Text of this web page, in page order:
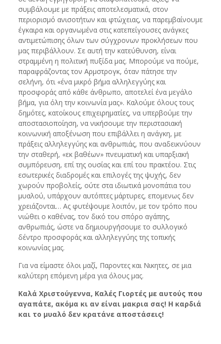
συμβάλουμε με πράξεις αποτελεσματικά, στον
περιορισμό ανισοτήτων και φτώχειας, να παρεμβαίνουμε
έγκαιρα και οργανωμένα στις κατεπείγουσες ανάγκες
αντιμετώπισης όλων των σύγχρονων προκλήσεων που
μας περιβάλλουν. Σε αυτή την κατεύθυνση, είναι
στραμμένη η πολιτική πυξίδα μας. Μπορούμε να πούμε,
παραφράζοντας τον Αρμστρογκ, όταν πάτησε την
σελήνη, ότι «ένα μικρό βήμα αλληλεγγύης και
προσφοράς από κάθε άνθρωπο, αποτελεί ένα μεγάλο
βήμα, για όλη την κοινωνία μας». Καλούμε όλους τους
δημότες, κατοίκους επιχειρηματίες, να υπερβούμε την
αποστασιοποίηση, να νικήσουμε την περιστασιακή
κοινωνική αποξένωση που επιβάλλει η ανάγκη, με
πράξεις αλληλεγγύης και ανθρωπιάς, που αναδεικνύουν
την σταθερή, «εκ βαθέων» πνευματική και υπαρξιακή
συμπόρευση, επί της ουσίας και επί του πρακτέου. Στις
εσωτερικές διαδρομές και επιλογές της ψυχής, δεν
χωρούν προβολείς, ούτε στα ιδιωτικά μονοπάτια του
μυαλού, υπάρχουν αυτόπτες μάρτυρες, επομενως δεν
χρειάζονται… Ας φυτέψουμε λοιπόν, με τον τρόπο που
νιώθει ο καθένας, τον δικό του σπόρο αγάπης,
ανθρωπιάς, ώστε να δημιουργήσουμε το συλλογικό
δέντρο προσφοράς και αλληλεγγύης της τοπικής
κοινωνίας μας.
Για να είμαστε όλοι μαζί, Παροντες και Νικητες, σε μια
καλύτερη επόμενη μέρα για όλους μας.
Καλά Χριστούγεννα, Καλές Γιορτές με αυτούς που
αγαπάτε, ακόμα κι αν είναι μακρια σας! Η καρδιά
και το μυαλό δεν κρατάνε αποστάσεις!